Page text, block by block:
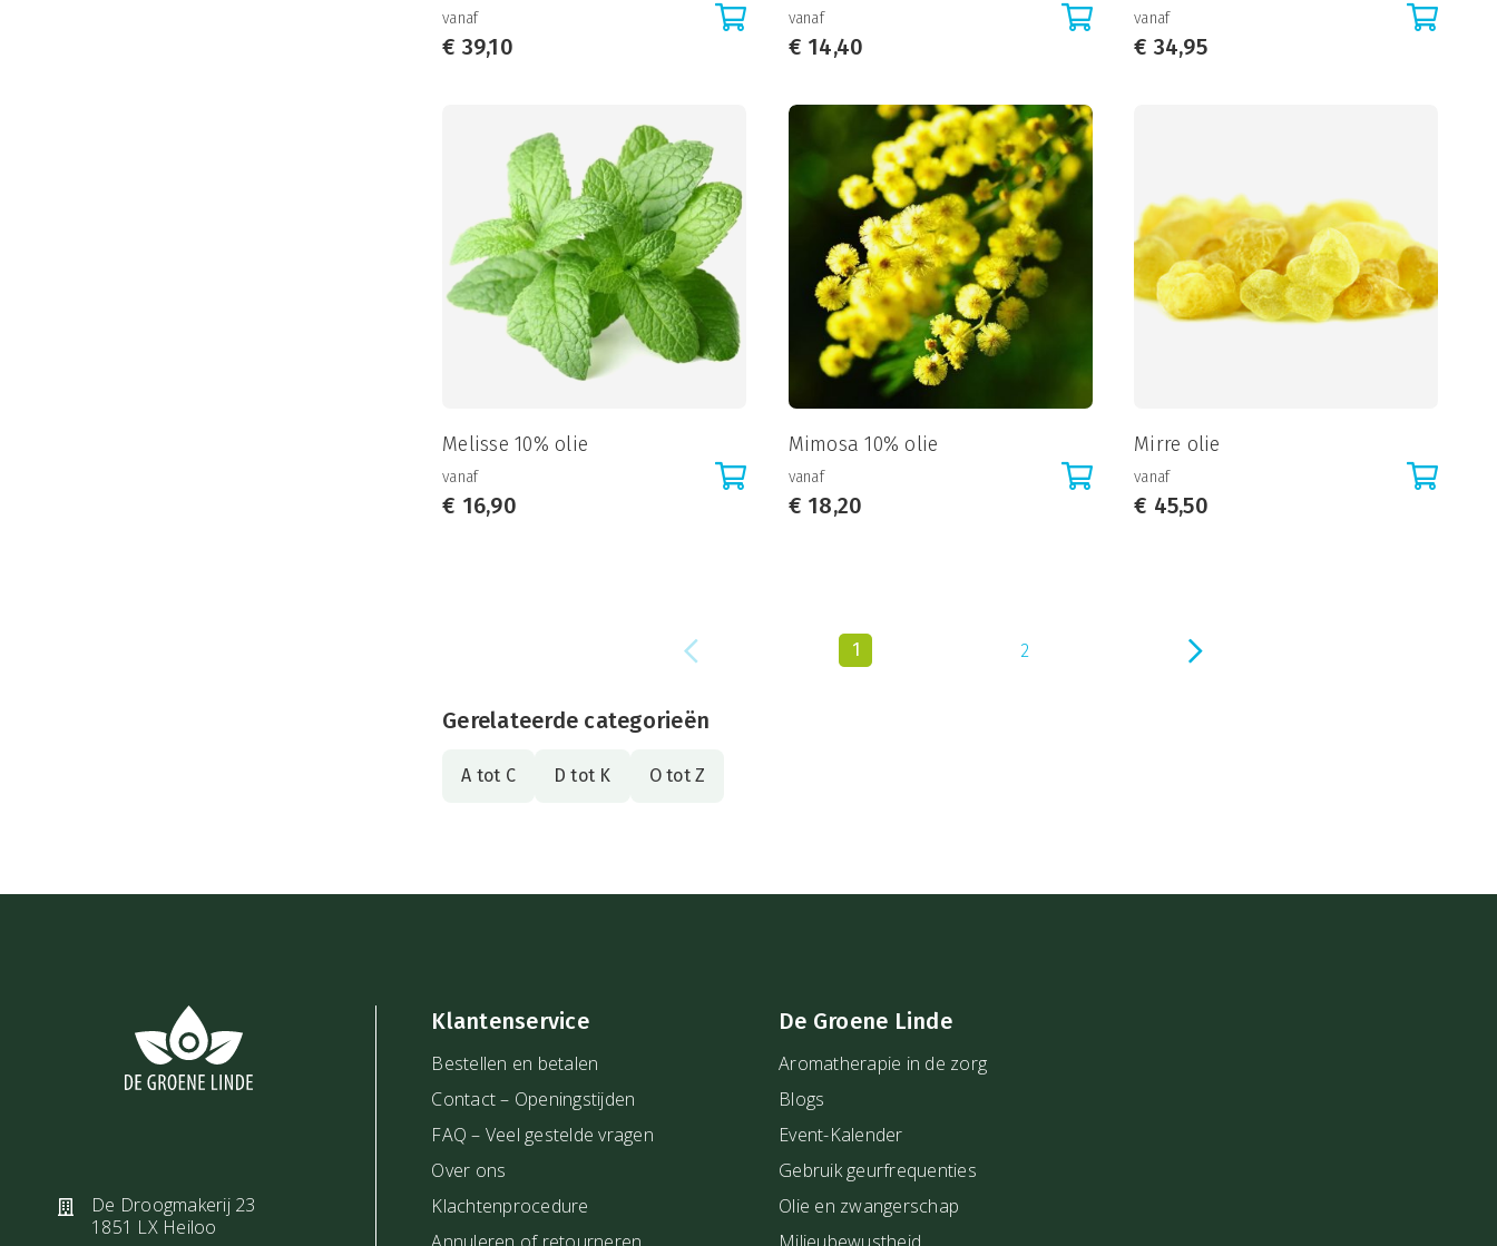
vanaf
€ 39,10
vanaf
€ 14,40
vanaf
€ 34,95
Melisse 10% olie
vanaf
€ 16,90
Mimosa 10% olie
vanaf
€ 18,20
Mirre olie
vanaf
€ 45,50
1 2
Gerelateerde categorieën
A tot C D tot K O tot Z
De Droogmakerij 23
1851 LX Heiloo
Klantenservice
Bestellen en betalen
Contact – Openingstijden
FAQ – Veel gestelde vragen
Over ons
Klachtenprocedure
De Groene Linde
Aromatherapie in de zorg
Blogs
Event-Kalender
Gebruik geurfrequenties
Olie en zwangerschap